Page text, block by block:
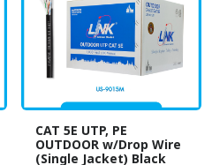
CAT 5E UTP, PE
OUTDOOR w/Drop Wire
(Single Jacket) Black